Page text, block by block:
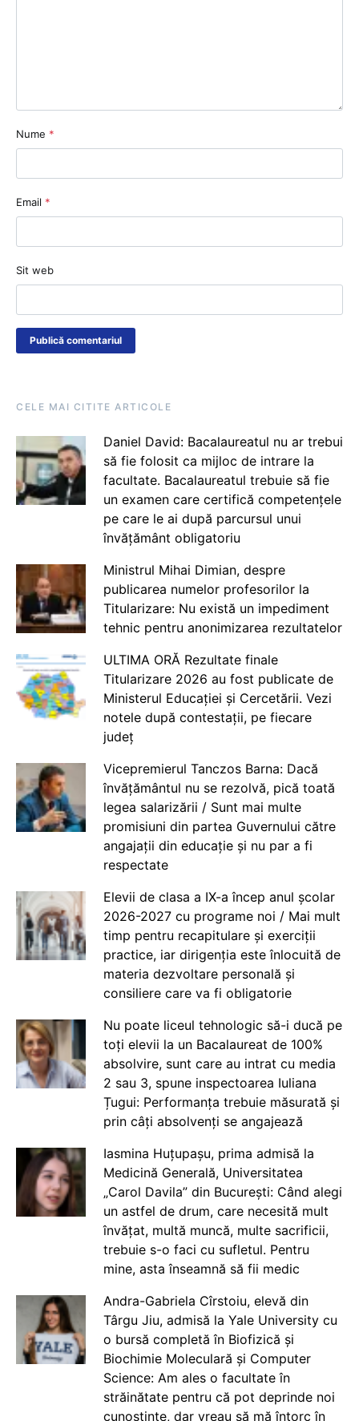
Nume *
Email *
Sit web
CELE MAI CITITE ARTICOLE
Daniel David: Bacalaureatul nu ar trebui
să fie folosit ca mijloc de intrare la
facultate. Bacalaureatul trebuie să fie
un examen care certifică competențele
pe care le ai după parcursul unui
învățământ obligatoriu
Ministrul Mihai Dimian, despre
publicarea numelor profesorilor la
Titularizare: Nu există un impediment
tehnic pentru anonimizarea rezultatelor
ULTIMA ORĂ Rezultate finale
Titularizare 2026 au fost publicate de
Ministerul Educației și Cercetării. Vezi
notele după contestații, pe fiecare
județ
Vicepremierul Tanczos Barna: Dacă
învățământul nu se rezolvă, pică toată
legea salarizării / Sunt mai multe
promisiuni din partea Guvernului către
angajații din educație și nu par a fi
respectate
Elevii de clasa a IX-a încep anul școlar
2026-2027 cu programe noi / Mai mult
timp pentru recapitulare și exerciții
practice, iar dirigenția este înlocuită de
materia dezvoltare personală și
consiliere care va fi obligatorie
Nu poate liceul tehnologic să-i ducă pe
toți elevii la un Bacalaureat de 100%
absolvire, sunt care au intrat cu media
2 sau 3, spune inspectoarea Iuliana
Țugui: Performanța trebuie măsurată și
prin câți absolvenți se angajează
Iasmina Huțupașu, prima admisă la
Medicină Generală, Universitatea
„Carol Davila” din București: Când alegi
un astfel de drum, care necesită mult
învățat, multă muncă, multe sacrificii,
trebuie s-o faci cu sufletul. Pentru
mine, asta înseamnă să fii medic
Andra-Gabriela Cîrstoiu, elevă din
Târgu Jiu, admisă la Yale University cu
o bursă completă în Biofizică și
Biochimie Moleculară și Computer
Science: Am ales o facultate în
străinătate pentru că pot deprinde noi
cunoștințe, dar vreau să mă întorc în